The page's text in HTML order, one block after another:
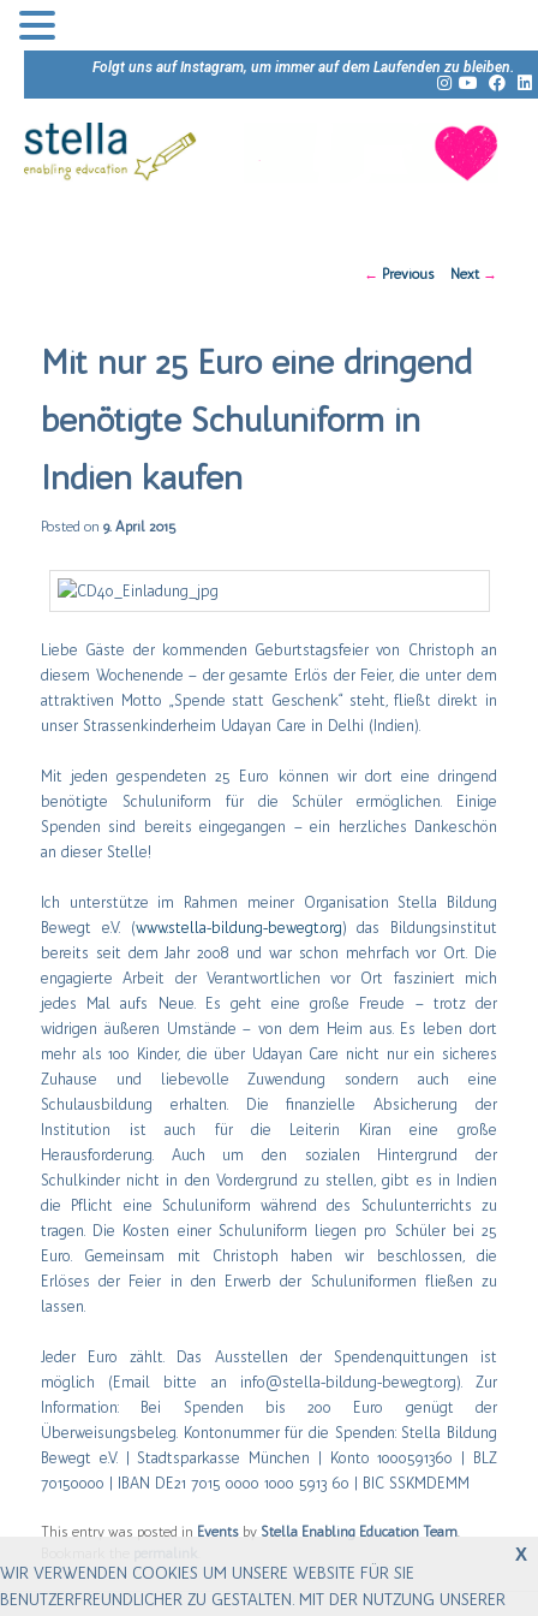
Folgt uns auf Instagram, um immer auf dem Laufenden zu bleiben.
Post
← Previous Next →
Mit nur 25 Euro eine dringend
benötigte Schuluniform in
Indien kaufen
Posted on9. April 2015
Liebe Gäste der kommenden Geburtstagsfeier von Christoph an
diesem Wochenende – der gesamte Erlös der Feier, die unter dem
attraktiven Motto „Spende statt Geschenk“ steht, fließt direkt in
unser Strassenkinderheim Udayan Care in Delhi (Indien).
Mit jeden gespendeten 25 Euro können wir dort eine dringend
benötigte Schuluniform für die Schüler ermöglichen. Einige
Spenden sind bereits eingegangen – ein herzliches Dankeschön
an dieser Stelle!
Ich unterstütze im Rahmen meiner Organisation Stella Bildung
Bewegt e.V. (www.stella-bildung-bewegt.org) das Bildungsinstitut
bereits seit dem Jahr 2008 und war schon mehrfach vor Ort. Die
engagierte Arbeit der Verantwortlichen vor Ort fasziniert mich
jedes Mal aufs Neue. Es geht eine große Freude – trotz der
widrigen äußeren Umstände – von dem Heim aus. Es leben dort
mehr als 100 Kinder, die über Udayan Care nicht nur ein sicheres
Zuhause und liebevolle Zuwendung sondern auch eine
Schulausbildung erhalten. Die finanzielle Absicherung der
Institution ist auch für die Leiterin Kiran eine große
Herausforderung. Auch um den sozialen Hintergrund der
Schulkinder nicht in den Vordergrund zu stellen, gibt es in Indien
die Pflicht eine Schuluniform während des Schulunterrichts zu
tragen. Die Kosten einer Schuluniform liegen pro Schüler bei 25
Euro. Gemeinsam mit Christoph haben wir beschlossen, die
Erlöses der Feier in den Erwerb der Schuluniformen fließen zu
lassen.
Jeder Euro zählt. Das Ausstellen der Spendenquittungen ist
möglich (Email bitte an info@stella-bildung-bewegt.org). Zur
Information: Bei Spenden bis 200 Euro genügt der
Überweisungsbeleg. Kontonummer für die Spenden: Stella Bildung
Bewegt e.V. | Stadtsparkasse München | Konto 1000591360 | BLZ
70150000 | IBAN DE21 7015 0000 1000 5913 60 | BIC SSKMDEMM
This entry was posted in Events by Stella Enabling Education Team.
WIR VERWENDEN COOKIES UM UNSERE WEBSITE FÜR SIE
BENUTZERFREUNDLICHER ZU GESTALTEN. MIT DER NUTZUNG UNSERER
X